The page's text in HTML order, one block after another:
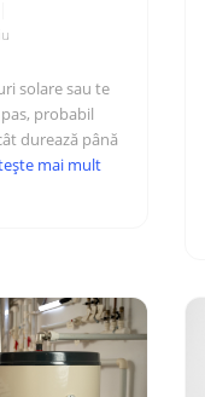
solare sau te
probabil
durează până
mai mult